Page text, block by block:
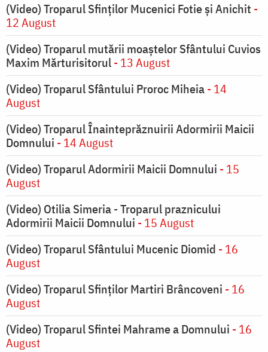
(Video) Troparul Sfinților Mucenici Fotie și Anichit -
12 August
(Video) Troparul mutării moaștelor Sfântului Cuvios
Maxim Mărturisitorul- 13 August
(Video) Troparul Sfântului Proroc Miheia- 14
August
(Video) Troparul Înainteprăznuirii Adormirii Maicii
Domnului - 14 August
(Video) Troparul Adormirii Maicii Domnului - 15
August
(Video) Otilia Simeria - Troparul praznicului
Adormirii Maicii Domnului - 15 August
(Video) Troparul Sfântului Mucenic Diomid - 16
August
(Video) Troparul Sfinților Martiri Brâncoveni - 16
August
(Video) Troparul Sfintei Mahrame a Domnului - 16
August